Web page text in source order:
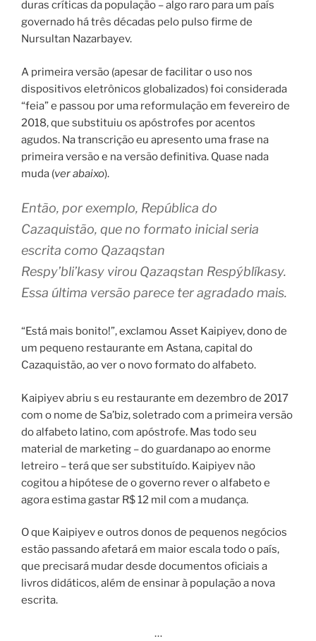
duras críticas da população – algo raro para um país
governado há três décadas pelo pulso firme de
Nursultan Nazarbayev.
A primeira versão (apesar de facilitar o uso nos
dispositivos eletrônicos globalizados) foi considerada
“feia” e passou por uma reformulação em fevereiro de
2018, que substituiu os apóstrofes por acentos
agudos. Na transcrição eu apresento uma frase na
primeira versão e na versão definitiva. Quase nada
muda (ver abaixo).
Então, por exemplo, República do
Cazaquistão, que no formato inicial seria
escrita como Qazaqstan
Respy’bli’kasy virou Qazaqstan Respýblíkasy.
Essa última versão parece ter agradado mais.
“Está mais bonito!”, exclamou Asset Kaipiyev, dono de
um pequeno restaurante em Astana, capital do
Cazaquistão, ao ver o novo formato do alfabeto.
Kaipiyev abriu s eu restaurante em dezembro de 2017
com o nome de Sa’biz, soletrado com a primeira versão
do alfabeto latino, com apóstrofe. Mas todo seu
material de marketing – do guardanapo ao enorme
letreiro – terá que ser substituído. Kaipiyev não
cogitou a hipótese de o governo rever o alfabeto e
agora estima gastar R$ 12 mil com a mudança.
O que Kaipiyev e outros donos de pequenos negócios
estão passando afetará em maior escala todo o país,
que precisará mudar desde documentos oficiais a
livros didáticos, além de ensinar à população a nova
escrita.
…